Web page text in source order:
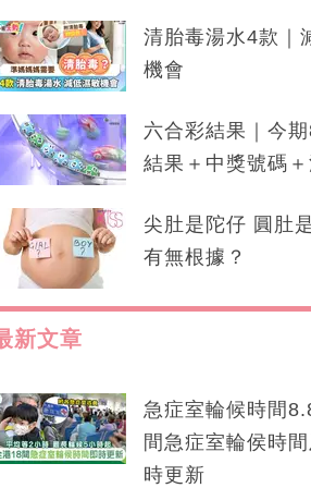
清胎毒湯水4款｜
機會
六合彩結果｜今
結果＋中獎號碼
尖肚是陀仔 圓肚
有無根據？
新文章
急症室輪候時間
間急症室輪侯時
時更新